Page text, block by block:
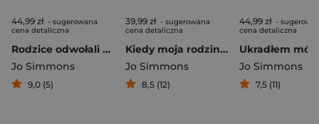
44,99 zł - sugerowana
cena detaliczna
Rodzice odwołali moje urodziny
Jo Simmons
9,0 (5)
39,99 zł - sugerowana
cena detaliczna
Kiedy moja rodzina zniknęła
Jo Simmons
8,5 (12)
44,99 zł -
cena detaliczna
Jo Simmons
7,5 (11)